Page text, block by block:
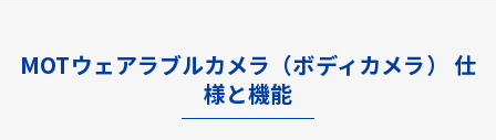
MOTウェアラブルカメラ（ボディカメラ） 仕
様と機能